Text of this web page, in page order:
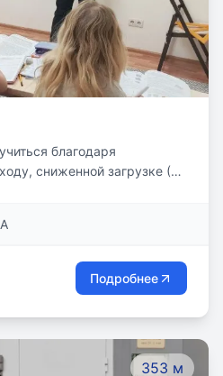
благодаря
сниженной загрузке (4-
Подробнее
353 м